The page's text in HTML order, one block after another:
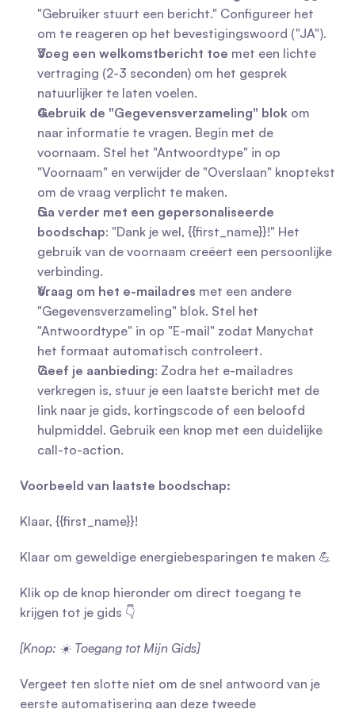
"Gebruiker stuurt een bericht." Configureer het
om te reageren op het bevestigingswoord ("JA").
Voeg een welkomstbericht toe met een lichte
vertraging (2-3 seconden) om het gesprek
natuurlijker te laten voelen.
Gebruik de "Gegevensverzameling" blok om
naar informatie te vragen. Begin met de
voornaam. Stel het "Antwoordtype" in op
"Voornaam" en verwijder de "Overslaan" knoptekst
om de vraag verplicht te maken.
Ga verder met een gepersonaliseerde
boodschap: "Dank je wel, {{first_name}}!" Het
gebruik van de voornaam creëert een persoonlijke
verbinding.
Vraag om het e-mailadres met een andere
"Gegevensverzameling" blok. Stel het
"Antwoordtype" in op "E-mail" zodat Manychat
het formaat automatisch controleert.
Geef je aanbieding: Zodra het e-mailadres
verkregen is, stuur je een laatste bericht met de
link naar je gids, kortingscode of een beloofd
hulpmiddel. Gebruik een knop met een duidelijke
call-to-action.
Voorbeeld van laatste boodschap:
Klaar, {{first_name}}!
Klaar om geweldige energiebesparingen te maken 💪
Klik op de knop hieronder om direct toegang te
krijgen tot je gids 👇
[Knop: ☀️ Toegang tot Mijn Gids]
Vergeet ten slotte niet om de snel antwoord van je
eerste automatisering aan deze tweede